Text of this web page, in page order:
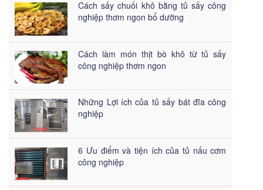
Cách sấy chuối khô bằng tủ sấy công
nghiệp thơm ngon bổ dưỡng
Cách làm món thịt bò khô từ tủ sấy
công nghiệp thơm ngon
Những Lợi ích của tủ sấy bát đĩa công
nghiệp
6 Ưu điểm và tiện ích của tủ nấu cơm
công nghiệp